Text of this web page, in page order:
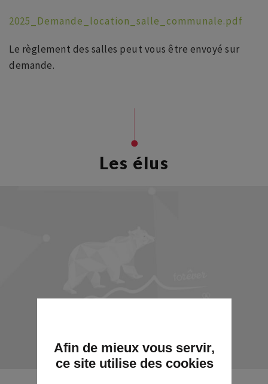
2025_Demande_location_salle_communale.pdf
Le règlement des salles peut vous être envoyé sur
demande.
Les élus
Afin de mieux vous servir,
ce site utilise des cookies